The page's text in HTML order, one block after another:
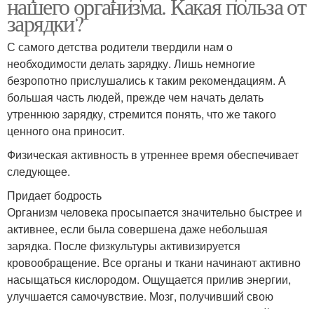
зарядки?
С самого детства родители твердили нам о
необходимости делать зарядку. Лишь немногие
безропотно прислушались к таким рекомендациям. А
большая часть людей, прежде чем начать делать
утреннюю зарядку, стремится понять, что же такого
ценного она приносит.
Физическая активность в утреннее время обеспечивает
следующее.
Придает бодрость
Организм человека просыпается значительно быстрее и
активнее, если была совершена даже небольшая
зарядка. После физкультуры активизируется
кровообращение. Все органы и ткани начинают активно
насыщаться кислородом. Ощущается прилив энергии,
улучшается самочувствие. Мозг, получивший свою